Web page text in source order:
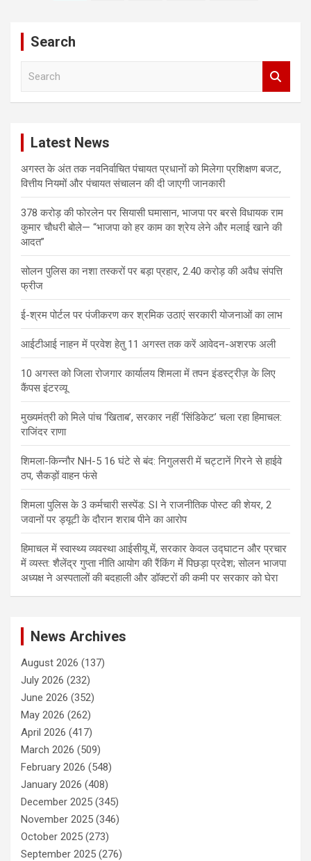
Search
Latest News
अगस्त के अंत तक नवनिर्वाचित पंचायत प्रधानों को मिलेगा प्रशिक्षण बजट,
वित्तीय नियमों और पंचायत संचालन की दी जाएगी जानकारी
378 करोड़ की फोरलेन पर सियासी घमासान, भाजपा पर बरसे विधायक राम
कुमार चौधरी बोले— “भाजपा को हर काम का श्रेय लेने और मलाई खाने की
आदत”
सोलन पुलिस का नशा तस्करों पर बड़ा प्रहार, 2.40 करोड़ की अवैध संपत्ति
फ्रीज
ई-श्रम पोर्टल पर पंजीकरण कर श्रमिक उठाएं सरकारी योजनाओं का लाभ
आईटीआई नाहन में प्रवेश हेतु 11 अगस्त तक करें आवेदन-अशरफ अली
10 अगस्त को जिला रोजगार कार्यालय शिमला में तपन इंडस्ट्रीज़ के लिए
कैंपस इंटरव्यू
मुख्यमंत्री को मिले पांच ‘खिताब’, सरकार नहीं ‘सिंडिकेट’ चला रहा हिमाचल:
राजिंदर राणा
शिमला-किन्नौर NH-5 16 घंटे से बंद: निगुलसरी में चट्टानें गिरने से हाईवे
ठप, सैकड़ों वाहन फंसे
शिमला पुलिस के 3 कर्मचारी सस्पेंड: SI ने राजनीतिक पोस्ट की शेयर, 2
जवानों पर ड्यूटी के दौरान शराब पीने का आरोप
हिमाचल में स्वास्थ्य व्यवस्था आईसीयू में, सरकार केवल उद्घाटन और प्रचार
में व्यस्त: शैलेंद्र गुप्ता नीति आयोग की रैंकिंग में पिछड़ा प्रदेश; सोलन भाजपा
अध्यक्ष ने अस्पतालों की बदहाली और डॉक्टरों की कमी पर सरकार को घेरा
News Archives
August 2026 (137)
July 2026 (232)
June 2026 (352)
May 2026 (262)
April 2026 (417)
March 2026 (509)
February 2026 (548)
January 2026 (408)
December 2025 (345)
November 2025 (346)
October 2025 (273)
September 2025 (276)